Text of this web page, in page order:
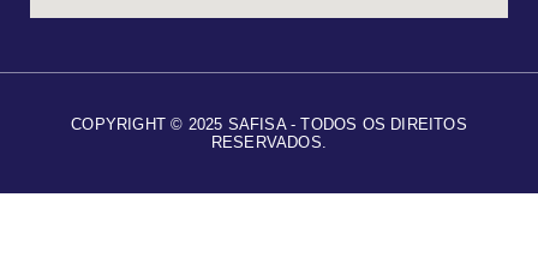
COPYRIGHT © 2025 SAFISA - TODOS OS DIREITOS
RESERVADOS.